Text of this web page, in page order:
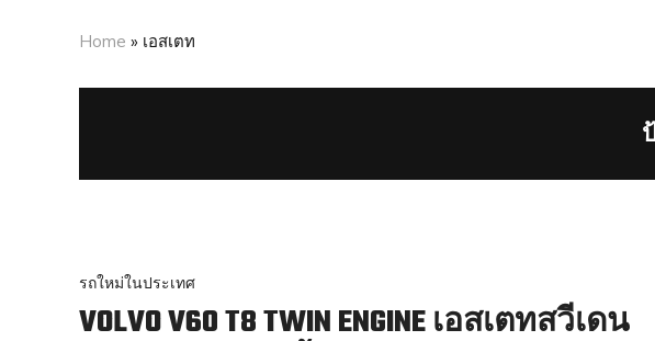
Home » เอสเตท
รถใหม่ในประเทศ
VOLVO V60 T8 TWIN ENGINE เอสเตทสวีเดน